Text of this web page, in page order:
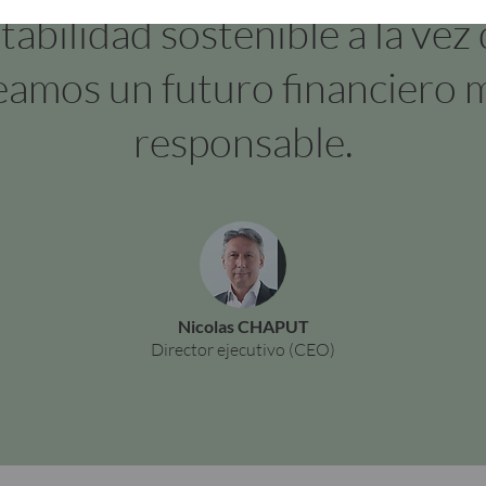
sostenible a la vez
un futuro financiero
responsable.
Nicolas CHAPUT
Director ejecutivo (CEO)